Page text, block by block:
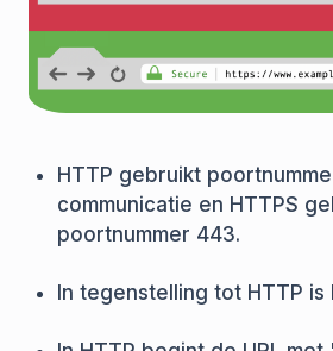
HTTP gebruikt
communicatie en HTTPS
poortnummer 443.
In tegenstelling tot HTTP is